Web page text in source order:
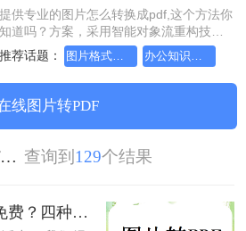
提供专业的图片怎么转换成pdf,这个方法你
知道吗？方案，采用智能对象流重构技
术，确保文档1:1高保真还原且排版不乱
码。支持一键批量处理，全链路 SSL 加密
障隐私安全。助您快速实现图片怎么转
成pdf,这个方法你知道吗？，无需安装，
高效办公。
推荐话题： 图片格式如何转成pdf文档？方法详细解析
线图片转PDF
图片怎么转换成pdf,这个方法你知道吗？ 查询到 129个结果
图片怎么转pdf格式免费？四种方法对比与实操指南（附详细表格）!